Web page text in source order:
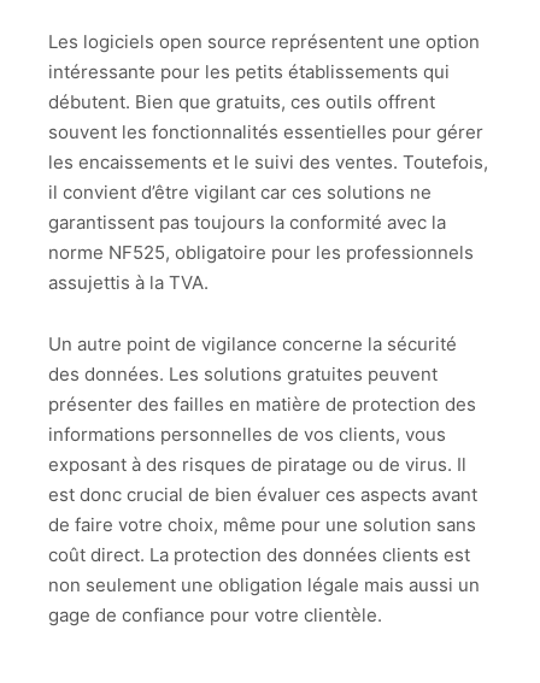
Les logiciels open source représentent une option
intéressante pour les petits établissements qui
débutent. Bien que gratuits, ces outils offrent
souvent les fonctionnalités essentielles pour gérer
les encaissements et le suivi des ventes. Toutefois,
il convient d’être vigilant car ces solutions ne
garantissent pas toujours la conformité avec la
norme NF525, obligatoire pour les professionnels
assujettis à la TVA.
Un autre point de vigilance concerne la sécurité
des données. Les solutions gratuites peuvent
présenter des failles en matière de protection des
informations personnelles de vos clients, vous
exposant à des risques de piratage ou de virus. Il
est donc crucial de bien évaluer ces aspects avant
de faire votre choix, même pour une solution sans
coût direct. La protection des données clients est
non seulement une obligation légale mais aussi un
gage de confiance pour votre clientèle.